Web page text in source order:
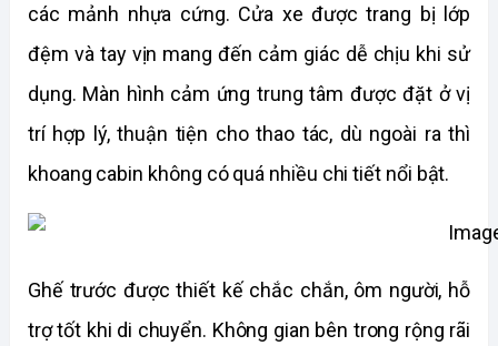
các mảnh nhựa cứng. Cửa xe được trang bị lớp
đệm và tay vịn mang đến cảm giác dễ chịu khi sử
dụng. Màn hình cảm ứng trung tâm được đặt ở vị
trí hợp lý, thuận tiện cho thao tác, dù ngoài ra thì
khoang cabin không có quá nhiều chi tiết nổi bật.
Ghế trước được thiết kế chắc chắn, ôm người, hỗ
trợ tốt khi di chuyển. Không gian bên trong rộng rãi